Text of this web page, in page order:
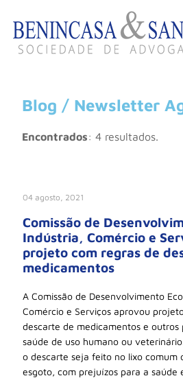
Blog / Newsletter
Encontrados: 4 resultados.
04 agosto, 2021
Comissão de
Indústria, Comércio e
projeto com regras de
medicamentos
A Comissão de Desenvolvimento
Comércio e Serviços aprovou
descarte de medicamentos e outros
saúde de uso humano ou
o descarte seja feito no lixo comum
esgoto, com prejuízos para a saúde